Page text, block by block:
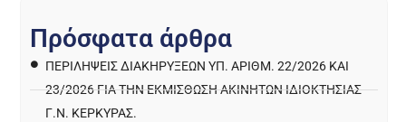
Πρόσφατα άρθρα
ΠΕΡΙΛΉΨΕΙΣ ΔΙΑΚΗΡΎΞΕΩΝ ΥΠ. ΑΡΙΘΜ. 22/2026 ΚΑΙ
23/2026 ΓΙΑ ΤΗΝ ΕΚΜΊΣΘΩΣΗ ΑΚΙΝΉΤΩΝ ΙΔΙΟΚΤΗΣΊΑΣ
Γ.Ν. ΚΈΡΚΥΡΑΣ.